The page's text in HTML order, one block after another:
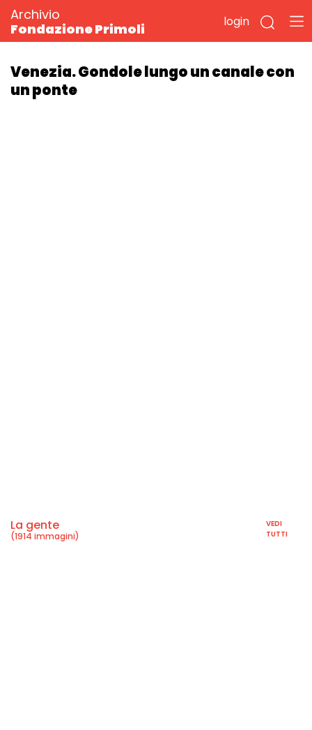
Archivio
Fondazione Primoli
login
Venezia. Gondole lungo un canale con
un ponte
La gente
(1914 immagini)
VEDI
TUTTI